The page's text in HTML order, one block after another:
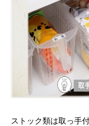
ストック類は取っ手